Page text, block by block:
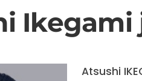
Ikegami
Atsushi